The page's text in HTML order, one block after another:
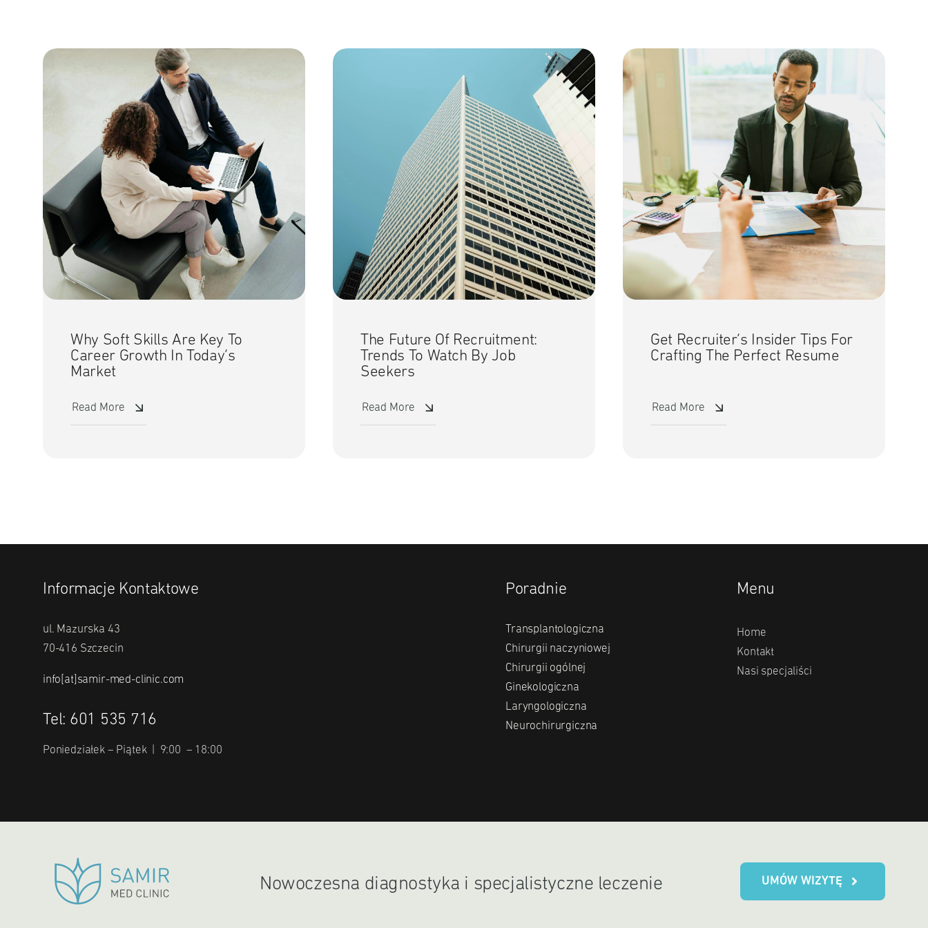
Why Soft Skills Are Key To
Career Growth In Today’s
Market
Read More
The Future Of Recruitment:
Trends To Watch By Job
Seekers
Read More
Get Recruiter’s Insider Tips For
Crafting The Perfect Resume
Read More
Informacje Kontaktowe
ul. Mazurska 43
70-416 Szczecin
info[at]samir-med-clinic.com
Tel: 601 535 716
Poniedziałek – Piątek | 9:00 – 18:00
Poradnie
Transplantologiczna
Chirurgii naczyniowej
Chirurgii ogólnej
Ginekologiczna
Laryngologiczna
Neurochirurgiczna
Menu
Home
Kontakt
Nasi specjaliści
Nowoczesna diagnostyka i specjalistyczne leczenie UMÓW WIZYTĘ